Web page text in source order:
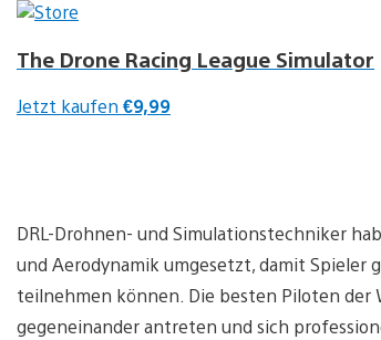
The Drone Racing League Simulator
Jetzt kaufen €9,99
DRL-Drohnen- und Simulationstechniker
und Aerodynamik umgesetzt, damit Spieler
teilnehmen können. Die besten Piloten der
gegeneinander antreten und sich